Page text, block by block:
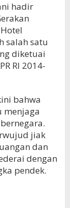
hadir
salah satu
diketuai
RI 2014-
bahwa
menjaga
jiak
dan
dengan
pendek.